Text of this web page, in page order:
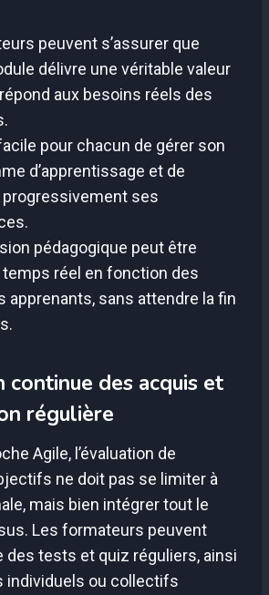
peuvent s’assurer que
délivre une véritable valeur
aux besoins réels des
pour chacun de gérer son
d’apprentissage et de
ses
pédagogique peut être
réel en fonction des
apprenants, sans attendre la fin
continue des acquis et
régulière
Agile, l’évaluation de
ne doit pas se limiter à
mais bien intégrer tout le
Les formateurs peuvent
des tests et quiz réguliers, ainsi
individuels ou collectifs